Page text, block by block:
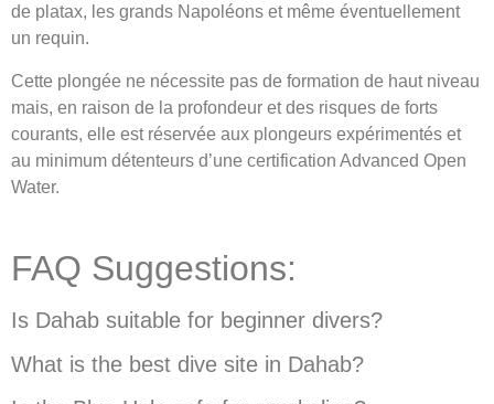
de platax, les grands Napoléons et même éventuellement
un requin.
Cette plongée ne nécessite pas de formation de haut niveau
mais, en raison de la profondeur et des risques de forts
courants, elle est réservée aux plongeurs expérimentés et
au minimum détenteurs d’une certification Advanced Open
Water.
FAQ Suggestions:
Is Dahab suitable for beginner divers?
What is the best dive site in Dahab?